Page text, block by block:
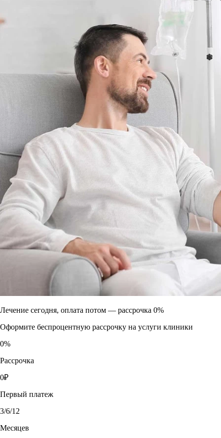
Лечение сегодня, оплата потом — рассрочка 0%
Оформите беспроцентную рассрочку на услуги клиники
0%
Рассрочка
0₽
Первый платеж
3/6/12
Месяцев